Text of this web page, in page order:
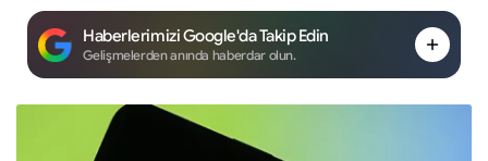
Haberlerimizi Google'da Takip Edin
Gelişmelerden anında haberdar olun.